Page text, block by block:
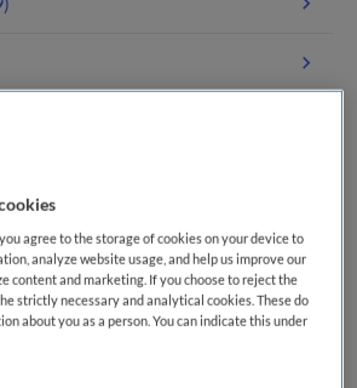
agree to the storage of cookies on your device to
analyze website usage, and help us improve our
content and marketing. If you choose to reject the
strictly necessary and analytical cookies. These do
about you as a person. You can indicate this under